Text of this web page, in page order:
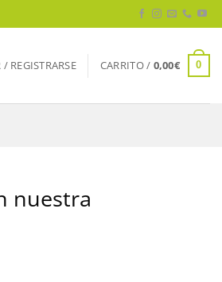
/ REGISTRARSE CARRITO / 0,00€ 0
nuestra